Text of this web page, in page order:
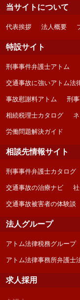
当サイトについて
代表挨拶 法人概要
特設サイト
刑事事件弁護士アトム
交通事故に強いアトム法
事故慰謝料アトム 刑
相続税理士カタログ
労働問題解決ガイド
相談先情報サイト
刑事事件弁護士カタログ
交通事故の治療ナビ
交通事故被害者の体験談
法人グループ
アトム法律税務グループ
アトム法律事務所弁護士
求人採用